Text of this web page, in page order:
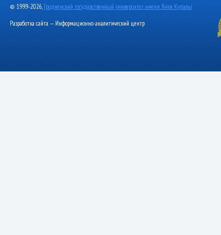
© 1999-2026, Гродненский государственный университет имени Янки Купалы
Разработка сайта — Информационно-аналитический центр